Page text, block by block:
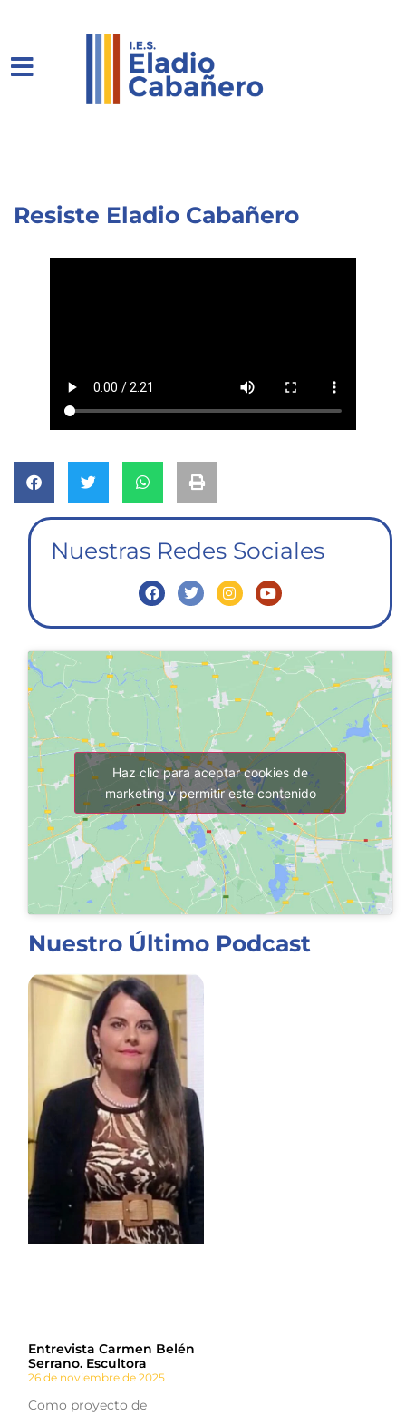
Resiste Eladio Cabañero
Nuestras Redes Sociales
Haz clic para aceptar cookies de
marketing y permitir este contenido
Nuestro Último Podcast
Entrevista Carmen Belén
Serrano. Escultora
26 de noviembre de 2025
Como proyecto de